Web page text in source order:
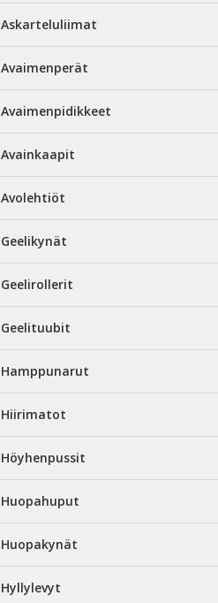
Askarteluliimat
Avaimenperät
Avaimenpidikkeet
Avainkaapit
Avolehtiöt
Geelikynät
Geelirollerit
Geelituubit
Hamppunarut
Hiirimatot
Höyhenpussit
Huopahuput
Huopakynät
Hyllylevyt